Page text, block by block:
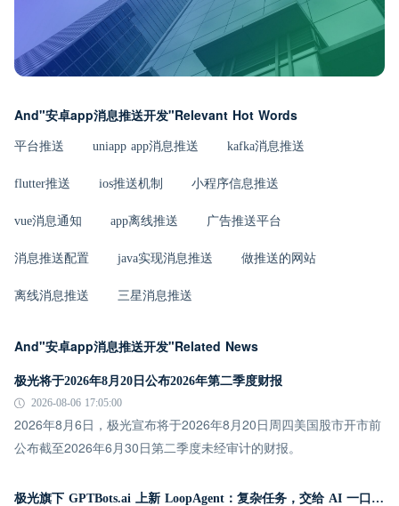
And"安卓app消息推送开发"Relevant Hot Words
平台推送 uniapp app消息推送 kafka消息推送
flutter推送 ios推送机制 小程序信息推送
vue消息通知 app离线推送 广告推送平台
消息推送配置 java实现消息推送 做推送的网站
离线消息推送 三星消息推送
And"安卓app消息推送开发"Related News
极光将于2026年8月20日公布2026年第二季度财报
2026-08-06 17:05:00
2026年8月6日，极光宣布将于2026年8月20日周四美国股市开市前
公布截至2026年6月30日第二季度未经审计的财报。
极光旗下 GPTBots.ai 上新 LoopAgent：复杂任务，交给 AI 一口气跑完